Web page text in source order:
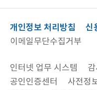
개인정보 처리방침 신
이메일무단수집거부
인터넷 업무 시스템
공인인증센터
사전정